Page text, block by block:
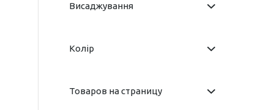
Висаджування
Колір
Товаров на страницу